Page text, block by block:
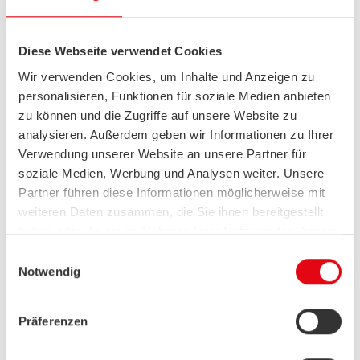
Diese Webseite verwendet Cookies
Wir verwenden Cookies, um Inhalte und Anzeigen zu
personalisieren, Funktionen für soziale Medien anbieten
zu können und die Zugriffe auf unsere Website zu
analysieren. Außerdem geben wir Informationen zu Ihrer
Verwendung unserer Website an unsere Partner für
soziale Medien, Werbung und Analysen weiter. Unsere
Partner führen diese Informationen möglicherweise mit
weiteren Daten zusammen, die Sie ihnen bereitgestellt
haben oder die sie im Rahmen Ihrer Nutzung der Dienste
Wir setzen in diesem Rahmen auch Dienstleister in
Datenschutzniveau existiert. Das birgt das Risiko des
unbemerkten Zugriffs durch Behörden, das Fehlen
Notwendig
Präferenzen
Wir sind die Gerätturnabteilung des TuS Huchting von
1904 e.V.
In der Halle an der Amersfoorter Straße trainieren
aktuell Mädchen im Alter von 4-26+ Jahren im
Breitensport, aber auch Kreis-, Bezirks- und
Landesmeisterinnen sowie Bundesligaturnerinnen und
Mädchen, die an den deutschen Jugendmeisterschaften
teilnehmen. Erst im letzten November wurden wieder
einige Turnerinnen für den Landeskader in
Links zum Projekt: